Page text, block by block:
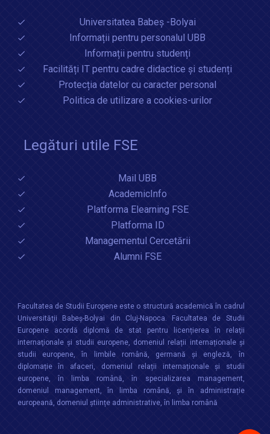
Universitatea Babeș -Bolyai
Informații pentru personalul UBB
Informații pentru studenți
Facilități IT pentru cadre didactice și studenți
Protecția datelor cu caracter personal
Politica de utilizare a cookies-urilor
Legături utile FSE
Mail UBB
AcademicInfo
Platforma Elearning FSE
Platforma ID
Managementul Cercetării
Alumni FSE
Facultatea de Studii Europene este o structură academică în cadrul
Universităţii Babeș-Bolyai din Cluj-Napoca. Facultatea de Studii
Europene acordă diplomă de stat pentru licențierea în relaţii
internaţionale şi studii europene, domeniul relații internaționale şi
studii europene, în limbile română, germană și engleză, în
diplomație în afaceri, domeniul relații internaționale și studii
europene, în limba română, în specializarea management,
domeniul management, în limba română, și în administrație
europeană, domeniul științe administrative, în limba română